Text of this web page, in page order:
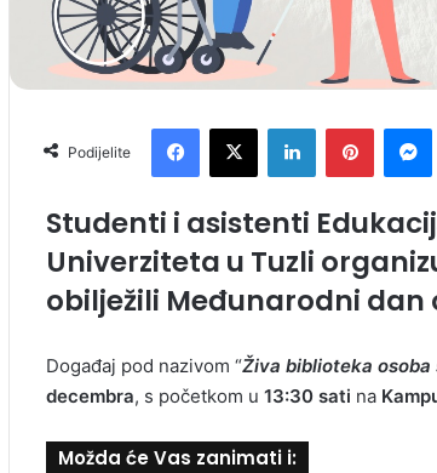
Podijelite
Studenti i asistenti
Univerziteta u Tuzli
obilježili Međunarodni dan
Događaj pod nazivom “Živa biblioteka osoba
decembra, s početkom u 13:30 sati na
Možda će Vas zanimati i: